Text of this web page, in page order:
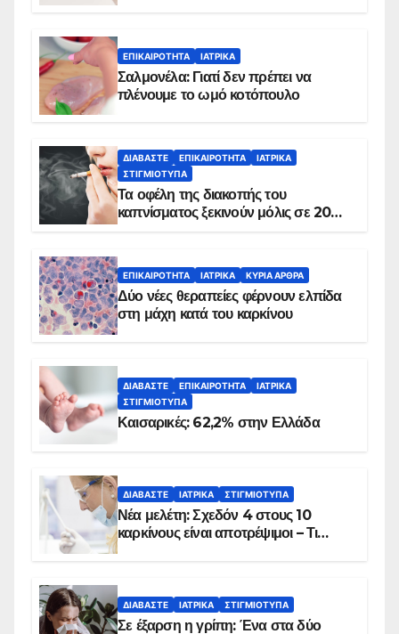
ΕΠΙΚΑΙΡΌΤΗΤΑ ΙΑΤΡΙΚΆ
Σαλμονέλα: Γιατί δεν πρέπει να
πλένουμε το ωμό κοτόπουλο
ΔΙΑΒΆΣΤΕ ΕΠΙΚΑΙΡΌΤΗΤΑ
ΙΑΤΡΙΚΆ
ΣΤΙΓΜΙΌΤΥΠΑ
Τα οφέλη της διακοπής του
καπνίσματος ξεκινούν μόλις σε 20
ΕΠΙΚΑΙΡΌΤΗΤΑ ΙΑΤΡΙΚΆ ΚΥΡΙΑ ΑΡΘΡΑ
Δύο νέες θεραπείες φέρνουν ελπίδα
στη μάχη κατά του καρκίνου
ΔΙΑΒΆΣΤΕ ΕΠΙΚΑΙΡΌΤΗΤΑ
ΙΑΤΡΙΚΆ
ΣΤΙΓΜΙΌΤΥΠΑ
Καισαρικές: 62,2% στην Ελλάδα
ΔΙΑΒΆΣΤΕ ΙΑΤΡΙΚΆ ΣΤΙΓΜΙΌΤΥΠΑ
Νέα μελέτη: Σχεδόν 4 στους 10
καρκίνους είναι αποτρέψιμοι – Τι
ΔΙΑΒΆΣΤΕ ΙΑΤΡΙΚΆ ΣΤΙΓΜΙΌΤΥΠΑ
Σε έξαρση η γρίπη: Ένα στα δύο